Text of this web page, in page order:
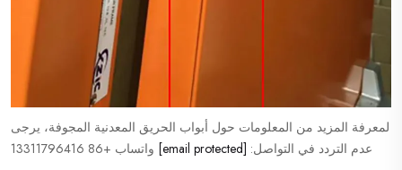
لمعرفة المزيد من المعلومات حول أبواب الحريق المعدنية المجوفة، يرجى
عدم التردد في التواصل: [email protected] واتساب +86 13311796416